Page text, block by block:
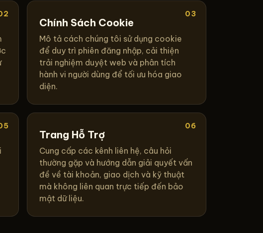
03
Chính Sách Cookie
Mô tả cách chúng tôi sử dụng cookie
để duy trì phiên đăng nhập, cải thiện
trải nghiệm duyệt web và phân tích
hành vi người dùng để tối ưu hóa giao
diện.
06
Trang Hỗ Trợ
Cung cấp các kênh liên hệ, câu hỏi
thường gặp và hướng dẫn giải quyết vấn
đề về tài khoản, giao dịch và kỹ thuật
mà không liên quan trực tiếp đến bảo
mật dữ liệu.